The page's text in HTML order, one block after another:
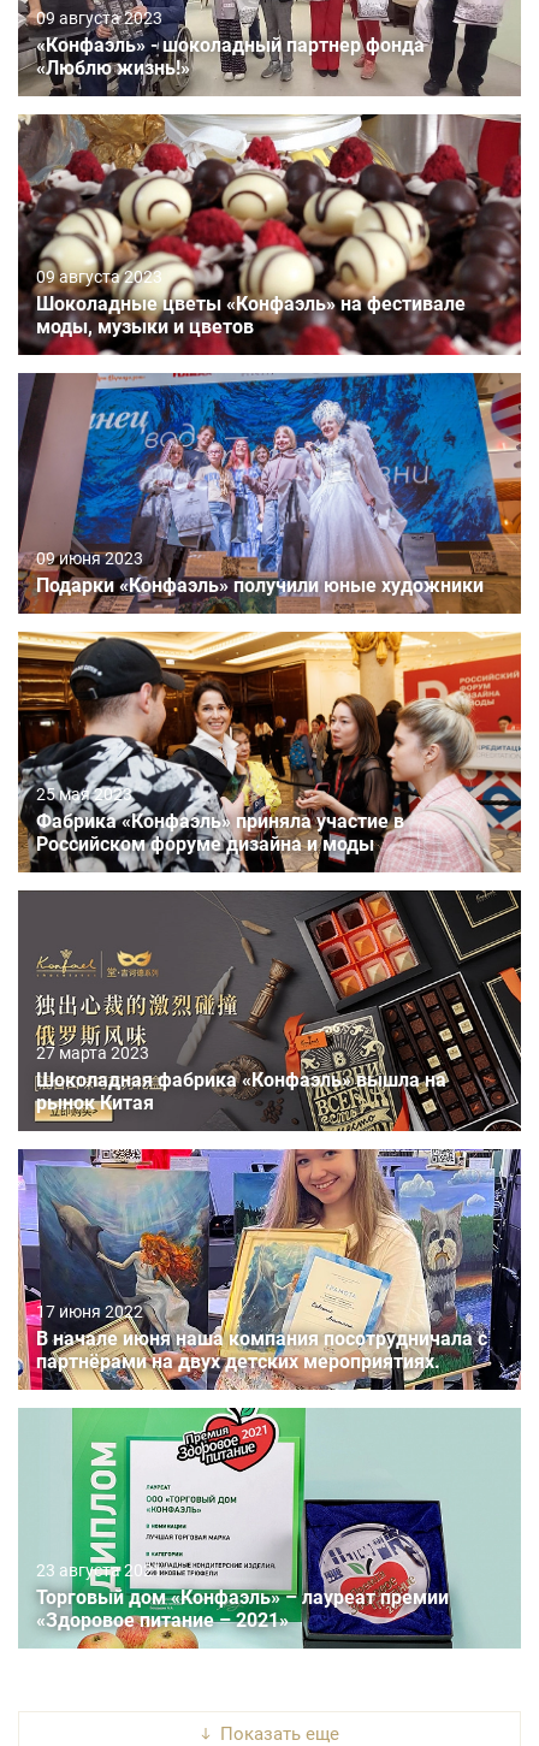
09 августа 2023
«Конфаэль» - шоколадный партнер фонда
«Люблю жизнь!»
09 августа 2023
Шоколадные цветы «Конфаэль» на фестивале
моды, музыки и цветов
09 июня 2023
Подарки «Конфаэль» получили юные художники
25 мая 2023
Фабрика «Конфаэль» приняла участие в
Российском форуме дизайна и моды
27 марта 2023
Шоколадная фабрика «Конфаэль» вышла на
рынок Китая
17 июня 2022
В начале июня наша компания посотрудничала с
партнёрами на двух детских мероприятиях.
23 августа 2021
Торговый дом «Конфаэль» – лауреат премии
«Здоровое питание – 2021»
показать еще